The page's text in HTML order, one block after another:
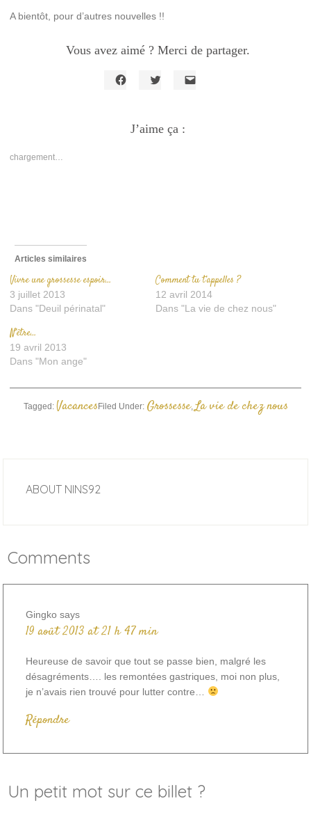
A bientôt, pour d’autres nouvelles !!
Vous avez aimé ? Merci de partager.
Facebook(ouvre
dans
Twitter(ouvre
dans
J’aime ça :
chargement…
Articles similaires
Vivre une grossesse espoir…
3 juillet 2013
Dans "Deuil périnatal"
Comment tu t’appelles ?
12 avril 2014
Dans "La vie de chez nous"
N’être…
19 avril 2013
Dans "Mon ange"
Filed Under: Grossesse,La vie de chez nous
Tagged:Vacances
ABOUT NINS92
Comments
Gingko says
19 août 2013 at 21 h 47 min
Heureuse de savoir que tout se passe bien, malgré les
désagréments…. les remontées gastriques, moi non plus,
je n’avais rien trouvé pour lutter contre…
Répondre
Un petit mot sur ce billet ?